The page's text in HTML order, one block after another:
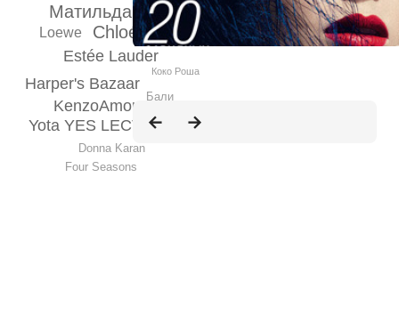
Матильда Тома
Chloé
Estée Lauder
Harper's Bazaar
KenzoAmour
Yota YES LECTURES
Loewe
Donna Karan
Бали
Four Seasons
Mandy Moor
Коко Роша